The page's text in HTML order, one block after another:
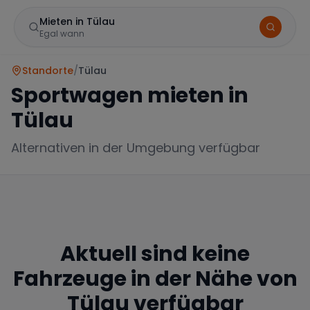
Mieten in Tülau
Egal wann
Mercedes BMW Audi
Standorte/Tülau
Sportwagen mieten in
Tülau
Alternativen in der Umgebung verfügbar
Aktuell sind keine
Fahrzeuge in der Nähe von
Tülauverfügbar